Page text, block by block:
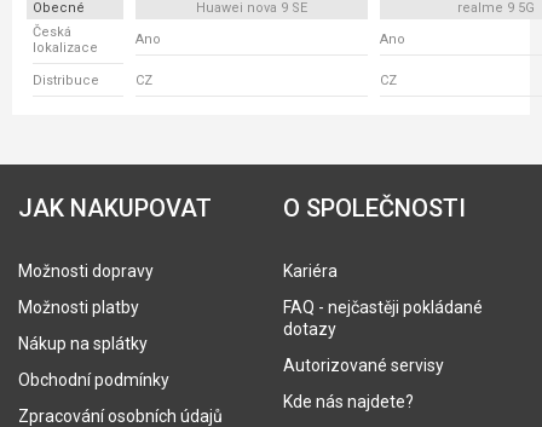
Obecné Huawei nova 9 SE
realme 9 5G
Česká
lokalizace
Ano Ano
Distribuce CZ CZ
JAK NAKUPOVAT
Možnosti dopravy
Možnosti platby
Nákup na splátky
Obchodní podmínky
Zpracování osobních údajů
O SPOLEČNOSTI
Kariéra
FAQ - nejčastěji pokládané
dotazy
Autorizované servisy
Kde nás najdete?